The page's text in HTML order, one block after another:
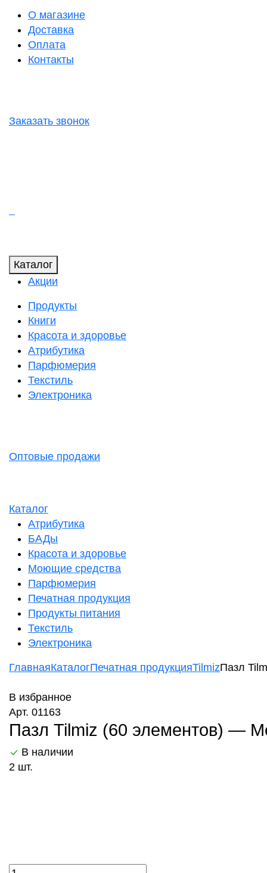
О магазине
Доставка
Оплата
Контакты
Заказать звонок
Каталог
Акции
Продукты
Книги
Красота и здоровье
Атрибутика
Парфюмерия
Текстиль
Электроника
Оптовые продажи
Каталог
Атрибутика
БАДы
Красота и здоровье
Моющие средства
Парфюмерия
Печатная продукция
Продукты питания
Текстиль
Электроника
ГлавнаяКаталогПечатная продукцияTilmizПазл
В избранное
Арт. 01163
Пазл Tilmiz (60 элементов) —
В наличии
2 шт.